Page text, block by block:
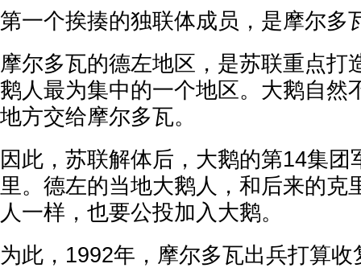
第一个挨揍的独联体成员，是摩尔多
摩尔多瓦的德左地区，是苏联重点打
鹅人最为集中的一个地区。大鹅自然
地方交给摩尔多瓦。
因此，苏联解体后，大鹅的第14集团
里。德左的当地大鹅人，和后来的克
人一样，也要公投加入大鹅。
为此，1992年，摩尔多瓦出兵打算